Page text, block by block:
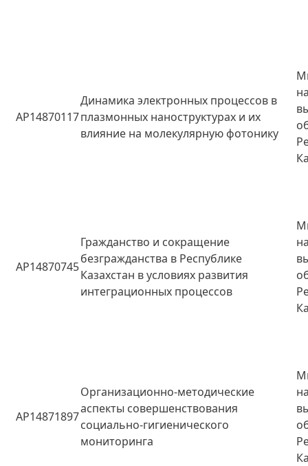
AP14870117
Динамика электронных процессов в
плазмонных наноструктурах и их
влияние на молекулярную фотонику
AP14870745
Гражданство и сокращение
безгражданства в Республике
Казахстан в условиях развития
интеграционных процессов
AP14871897
Организационно-методические
аспекты совершенствования
социально-гигиенического
мониторинга